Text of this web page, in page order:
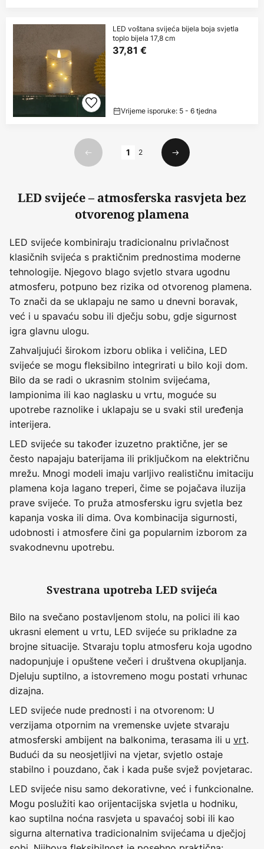
LED voštana svijeća bijela boja svjetla
toplo bijela 17,8 cm
37,81 €
Vrijeme isporuke: 5 - 6 tjedna
Prethodno
1 2
Sljedeći
LED svijeće – atmosferska rasvjeta bez
otvorenog plamena
LED svijeće kombiniraju tradicionalnu privlačnost
klasičnih svijeća s praktičnim prednostima moderne
tehnologije. Njegovo blago svjetlo stvara ugodnu
atmosferu, potpuno bez rizika od otvorenog plamena.
To znači da se uklapaju ne samo u dnevni boravak,
već i u spavaću sobu ili dječju sobu, gdje sigurnost
igra glavnu ulogu.
Zahvaljujući širokom izboru oblika i veličina, LED
svijeće se mogu fleksibilno integrirati u bilo koji dom.
Bilo da se radi o ukrasnim stolnim svijećama,
lampionima ili kao naglasku u vrtu, moguće su
upotrebe raznolike i uklapaju se u svaki stil uređenja
interijera.
LED svijeće su također izuzetno praktične, jer se
često napajaju baterijama ili priključkom na električnu
mrežu. Mnogi modeli imaju varljivo realističnu imitaciju
plamena koja lagano treperi, čime se pojačava iluzija
prave svijeće. To pruža atmosfersku igru svjetla bez
kapanja voska ili dima. Ova kombinacija sigurnosti,
udobnosti i atmosfere čini ga popularnim izborom za
svakodnevnu upotrebu.
Svestrana upotreba LED svijeća
Bilo na svečano postavljenom stolu, na polici ili kao
ukrasni element u vrtu, LED svijeće su prikladne za
brojne situacije. Stvaraju toplu atmosferu koja ugodno
nadopunjuje i opuštene večeri i društvena okupljanja.
Djeluju suptilno, a istovremeno mogu postati vrhunac
dizajna.
LED svijeće nude prednosti i na otvorenom: U
verzijama otpornim na vremenske uvjete stvaraju
atmosferski ambijent na balkonima, terasama ili u vrt.
Budući da su neosjetljivi na vjetar, svjetlo ostaje
stabilno i pouzdano, čak i kada puše svjež povjetarac.
LED svijeće nisu samo dekorativne, već i funkcionalne.
Mogu poslužiti kao orijentacijska svjetla u hodniku,
kao suptilna noćna rasvjeta u spavaćoj sobi ili kao
sigurna alternativa tradicionalnim svijećama u dječjoj